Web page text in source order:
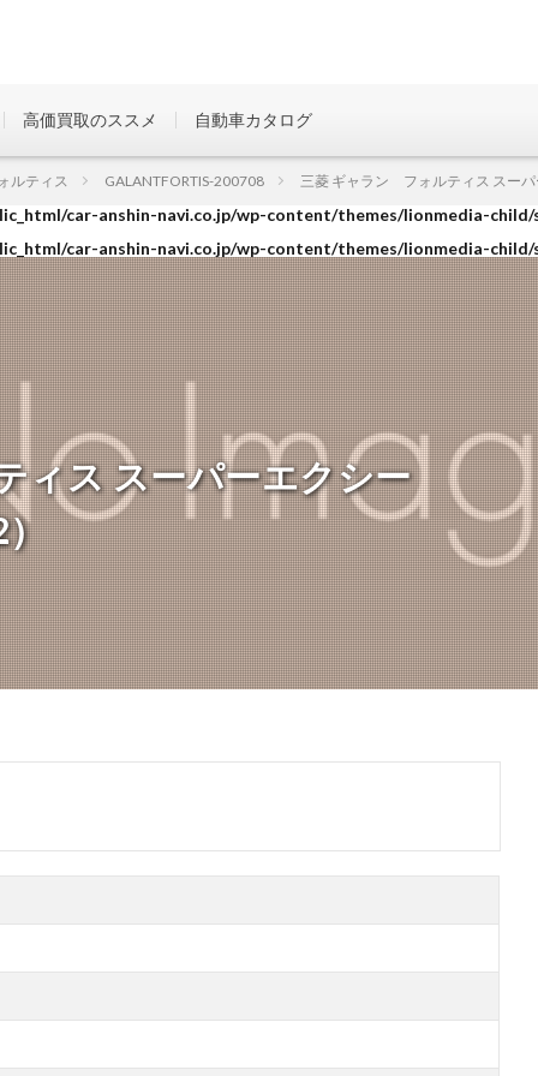
car-anshin-navi.co.jp/wp-content/themes/lionmedia-
car-anshin-navi.co.jp/wp-content/themes/lionmedia-
car-anshin-navi.co.jp/wp-content/themes/lionmedia-
高価買取のススメ 自動車カタログ
ス スーパーエクシー
ルティス GALANTFORTIS-200708 三菱 ギャラン フォルティス スー